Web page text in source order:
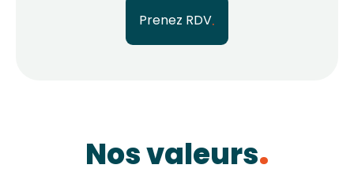
Prenez RDV
Nos valeurs